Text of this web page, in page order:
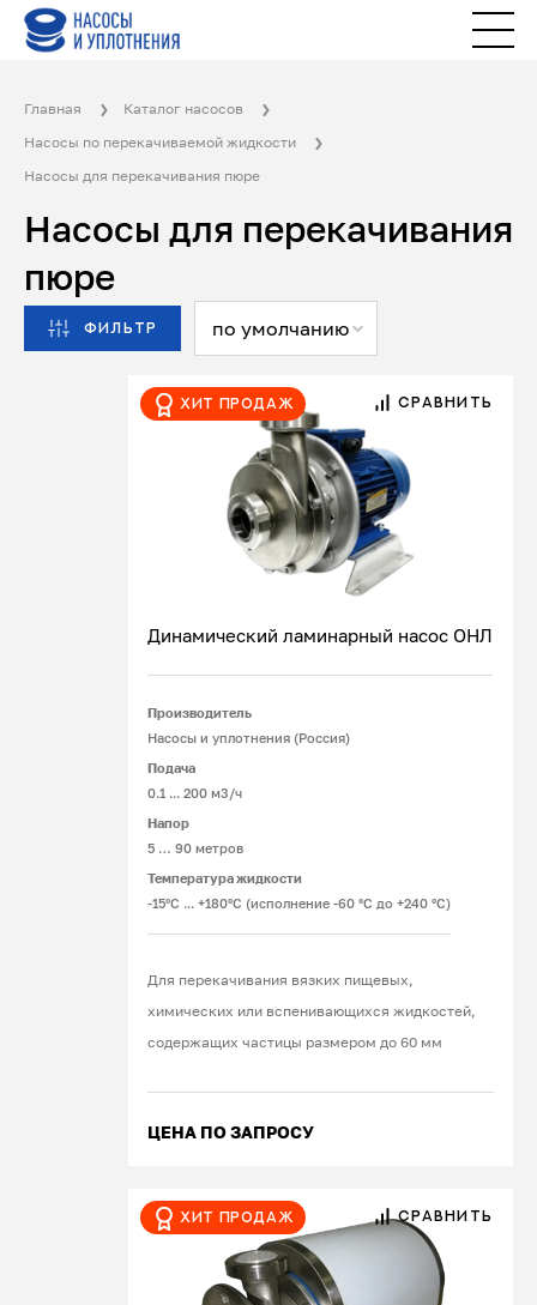
Главная
Каталог насосов
Насосы по перекачиваемой жидкости
Насосы для перекачивания пюре
Насосы для перекачивания
пюре
ФИЛЬТР по умолчанию
Хит продаж СРАВНИТЬ
Динамический ламинарный насос ОНЛ
Производитель
Насосы и уплотнения (Россия)
Подача
0.1 ... 200 м3/ч
Напор
5 … 90 метров
Температура жидкости
-15°С ... +180°С (исполнение -60 °С до +240 °С)
Для перекачивания вязких пищевых,
химических или вспенивающихся жидкостей,
содержащих частицы размером до 60 мм
ЦЕНА ПО ЗАПРОСУ
Хит продаж СРАВНИТЬ